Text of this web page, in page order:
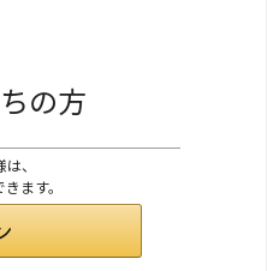
の方
、
ます。